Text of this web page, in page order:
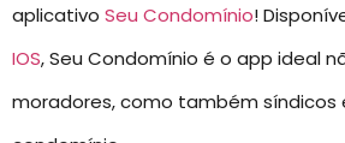
aplicativo Seu Condomínio!
IOS, Seu Condomínio é o app ideal
moradores, como também síndicos